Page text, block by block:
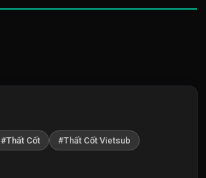
#Thất Cốt
#Thất Cốt Vietsub